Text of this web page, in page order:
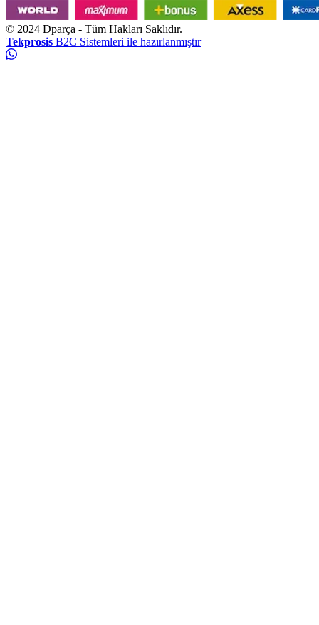
© 2024 Dparça - Tüm Hakları Saklıdır.
Tekprosis B2C Sistemleri ile hazırlanmıştır